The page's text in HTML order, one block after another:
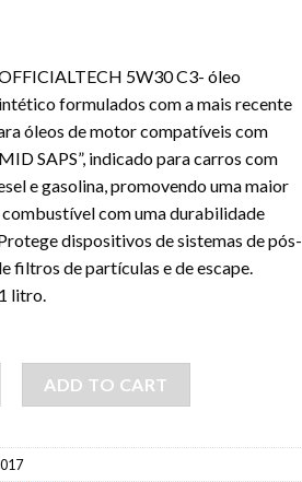
5W30 C3- óleo
formulados com a mais recente
óleos de motor compatíveis com
SAPS”, indicado para carros com
e gasolina, promovendo uma maior
com uma durabilidade
dispositivos de sistemas de pós-
filtros de partículas e de escape.
litro.
ADD TO CART